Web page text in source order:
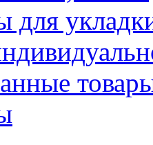
для